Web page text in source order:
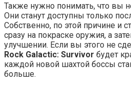
Также нужно понимать, что вы
Они станут доступны только
Собственно, по этой причине и
сразу на покраске оружия, а
улучшении. Если вы этого не
Rock Galactic: Survivor будет
каждой новой шахтой боссы
больше.